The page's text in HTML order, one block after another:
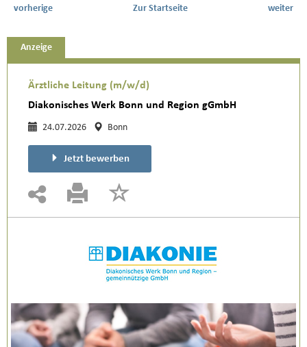
vorherige Zur Startseite weiter
Anzeige
Ärztliche Leitung (m/w/d)
Diakonisches Werk Bonn und Region gGmbH
24.07.2026 Bonn
Jetzt bewerben